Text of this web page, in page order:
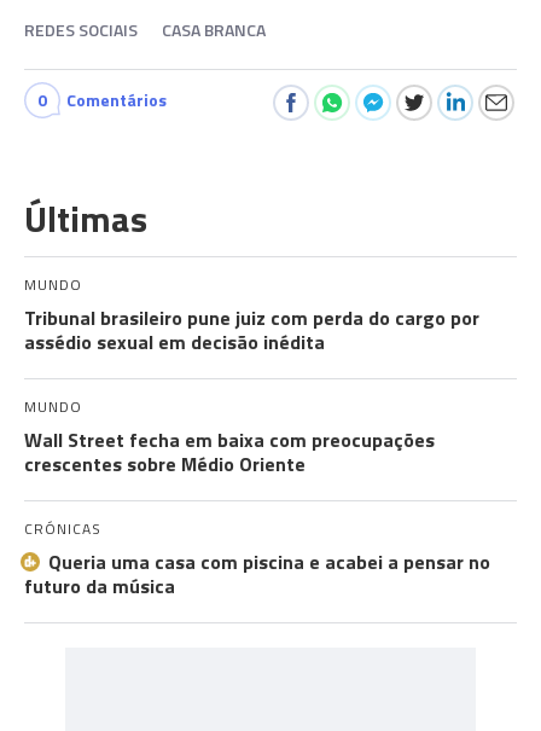
REDES SOCIAIS CASA BRANCA
0 Comentários
Últimas
MUNDO
Tribunal brasileiro pune juiz com perda do cargo por
assédio sexual em decisão inédita
MUNDO
Wall Street fecha em baixa com preocupações
crescentes sobre Médio Oriente
CRÓNICAS
Queria uma casa com piscina e acabei a pensar no
futuro da música